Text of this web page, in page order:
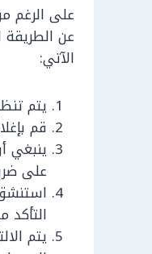
على الرغم
عن الطريقة
الآتي:
يتم
قم
ينبغي
على
يتم